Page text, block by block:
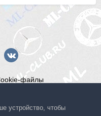
файлы
устройство, чтобы